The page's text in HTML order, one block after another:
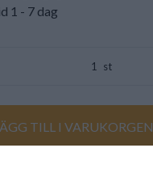
1 - 7 dag
st
TILL I VARUKORGEN